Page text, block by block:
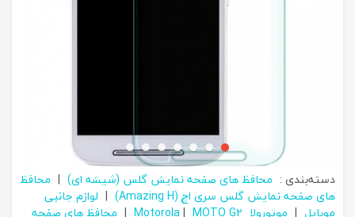
دسته‌بندی : محافظ های صفحه نمایش گلس (شیشه ای) | محافظ
های صفحه نمایش گلس سری اچ (Amazing H)
| لوازم جانبی
موبایل | موتورولا Motorola | MOTO G2
| محافظ های صفحه